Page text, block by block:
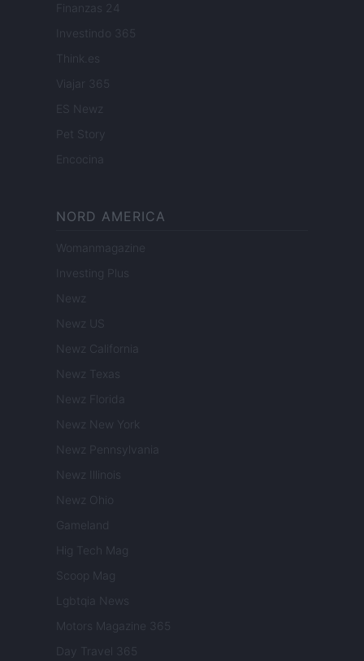
Finanzas 24
Investindo 365
Think.es
Viajar 365
ES Newz
Pet Story
Encocina
NORD AMERICA
Womanmagazine
Investing Plus
Newz
Newz US
Newz California
Newz Texas
Newz Florida
Newz New York
Newz Pennsylvania
Newz Illinois
Newz Ohio
Gameland
Hig Tech Mag
Scoop Mag
Lgbtqia News
Motors Magazine 365
Day Travel 365